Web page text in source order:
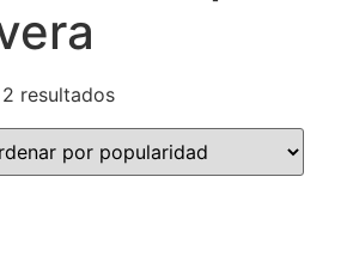
resultados